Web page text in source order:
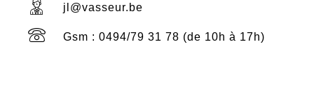
jl@vasseur.be
Gsm : 0494/79 31 78 (de 10h à 17h)